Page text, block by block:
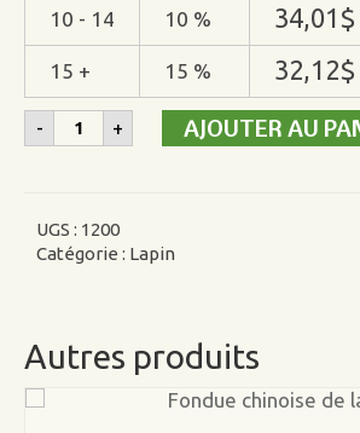
10 - 14 10 % 34,01 $
15 + 15 % 32,12$
- quantité
+ AJOUTER AU
UGS : 1200
Catégorie : Lapin
Autres produits